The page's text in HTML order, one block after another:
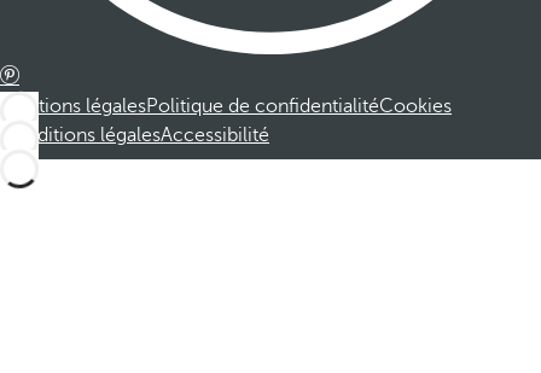
Mentions légalesPolitique de confidentialitéCookies
Conditions légalesAccessibilité